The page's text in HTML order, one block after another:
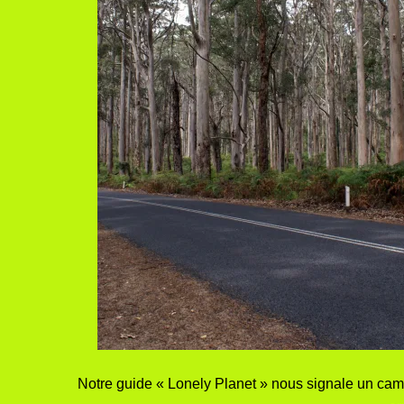
Notre guide « Lonely Planet » nous signale un